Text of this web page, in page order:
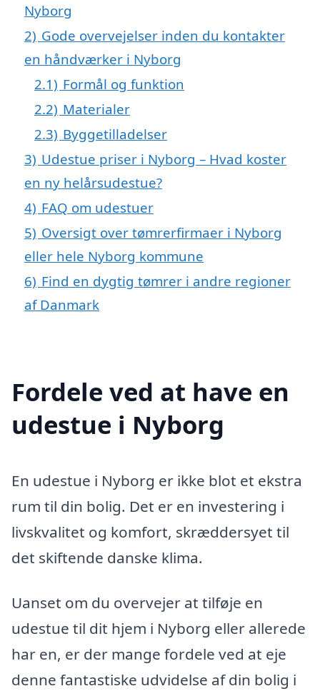
Nyborg
2) Gode overvejelser inden du kontakter
en håndværker i Nyborg
2.1) Formål og funktion
2.2) Materialer
2.3) Byggetilladelser
3) Udestue priser i Nyborg – Hvad koster
en ny helårsudestue?
4) FAQ om udestuer
5) Oversigt over tømrerfirmaer i Nyborg
eller hele Nyborg kommune
6) Find en dygtig tømrer i andre regioner
af Danmark
Fordele ved at have en
udestue i Nyborg
En udestue i Nyborg er ikke blot et ekstra
rum til din bolig. Det er en investering i
livskvalitet og komfort, skræddersyet til
det skiftende danske klima.
Uanset om du overvejer at tilføje en
udestue til dit hjem i Nyborg eller allerede
har en, er der mange fordele ved at eje
denne fantastiske udvidelse af din bolig i